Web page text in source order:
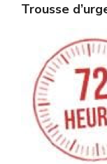
Portail
Paul
système
d’appels
automatisés
Un
d’appels
automatisés,
appelé
portail
citoyen
Jean-
Paul,
permet
Ce
automatisé
tentera
contacter
l’occupant
trois
reprises.
En
permettre
l’inscription,
portail
ligne
Les
transmises
l’inscription
servent
uniquement
entrer
S’inscrire
citoyen
Jean-
Paul
Trousse